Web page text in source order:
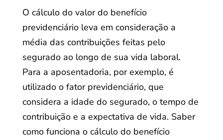
O cálculo do valor do benefício
previdenciário leva em consideração a
média das contribuições feitas pelo
segurado ao longo de sua vida laboral.
Para a aposentadoria, por exemplo, é
utilizado o fator previdenciário, que
considera a idade do segurado, o tempo de
contribuição e a expectativa de vida. Saber
como funciona o cálculo do benefício